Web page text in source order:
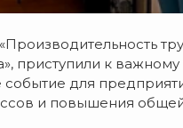
приступили к важному
событие для
и повышения